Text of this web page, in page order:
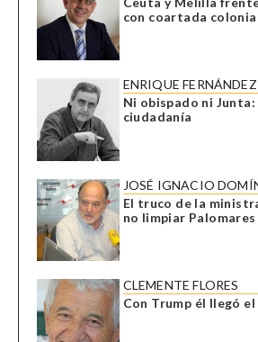
con coartada
ENRIQUE
Ni obispado ni
ciudadanía
JOSÉ IGNACIO
El truco de la
no limpiar Palomares
CLEMENTE FLORES
Con Trump él llegó